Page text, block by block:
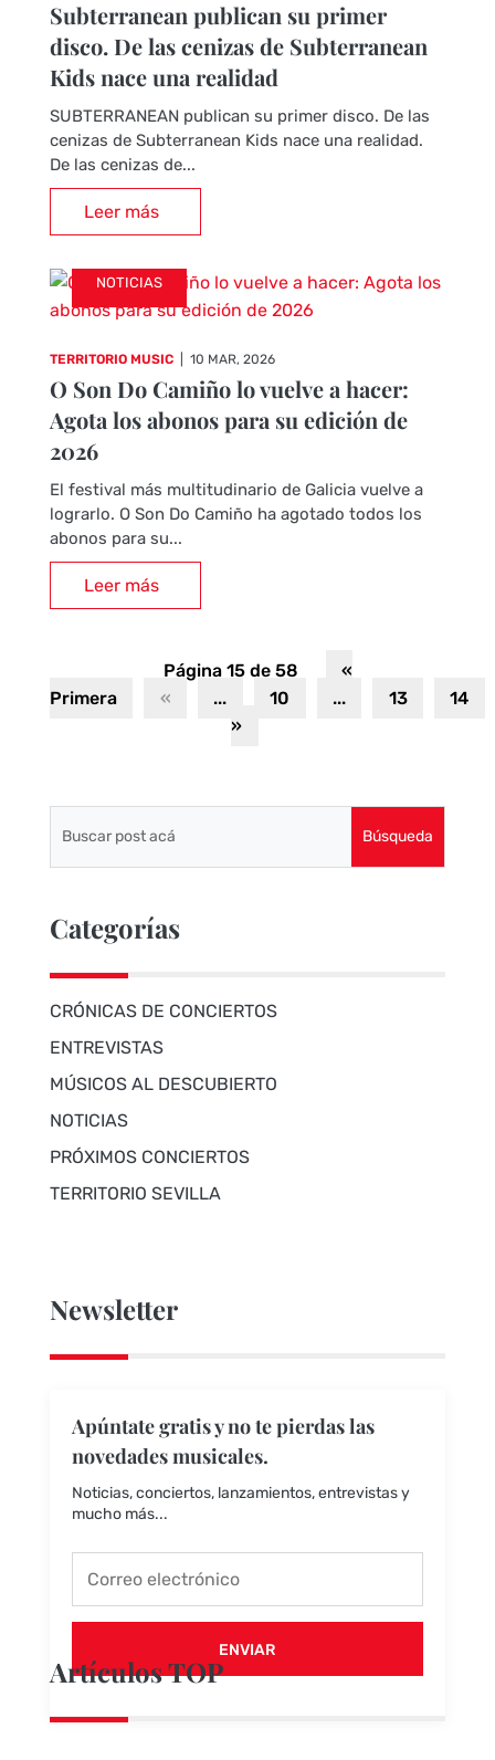
Subterranean publican su primer
disco. De las cenizas de Subterranean
Kids nace una realidad
SUBTERRANEAN publican su primer disco. De las
cenizas de Subterranean Kids nace una realidad.
De las cenizas de...
Leer más
NOTICIAS
TERRITORIO MUSIC 10 MAR, 2026
O Son Do Camiño lo vuelve a hacer:
Agota los abonos para su edición de
2026
El festival más multitudinario de Galicia vuelve a
lograrlo. O Son Do Camiño ha agotado todos los
abonos para su...
Leer más
Página 15 de 58
«
Primera
« ... 10 ... 13
14
»
Categorías
CRÓNICAS DE CONCIERTOS
ENTREVISTAS
MÚSICOS AL DESCUBIERTO
NOTICIAS
PRÓXIMOS CONCIERTOS
TERRITORIO SEVILLA
Newsletter
Apúntate gratis y no te pierdas las
novedades musicales.
Noticias, conciertos, lanzamientos, entrevistas y
mucho más...
ENVIAR
Artículos TOP